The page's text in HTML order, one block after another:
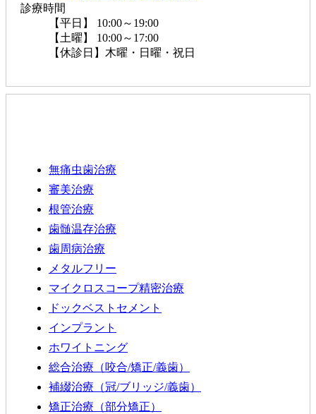
診療時間
【平日】 10:00～19:00
【土曜】 10:00～17:00
【休診日】木曜・日曜・祝日
無痛虫歯治療
審美治療
根管治療
歯髄温存治療
歯周病治療
メタルフリー
マイクロスコープ精密治療
ドックベストセメント
インプラント
ホワイトニング
総合治療（咬合/矯正/義歯）
補綴治療（冠/ブリッジ/義歯）
矯正治療（部分矯正）